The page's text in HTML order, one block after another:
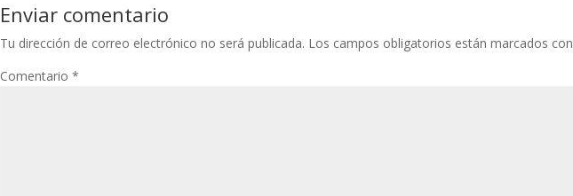
Enviar comentario
Tu dirección de correo electrónico no será publicada. Los campos obligatorios están marcados con
Comentario *